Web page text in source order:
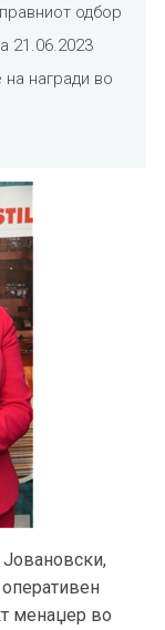
одбор
21.06.2023
награди во
менаџер во